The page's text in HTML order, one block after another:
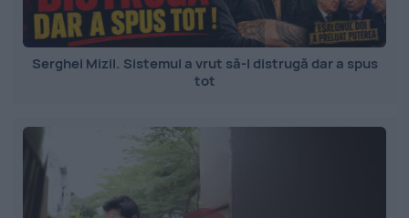
Serghei Mizil. Sistemul a vrut să-l distrugă dar a spus
tot